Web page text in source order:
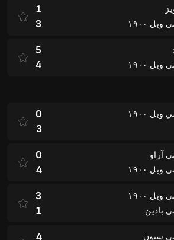
١٩٠٠
1
3
١٩٠٠
5
4
١٩٠٠
0
3
آراو
١٩٠٠
0
4
١٩٠٠
بادين
3
1
سيون
4